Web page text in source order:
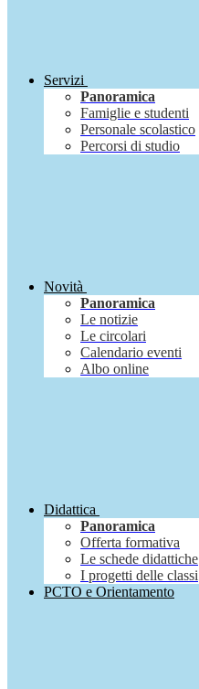
Servizi
Panoramica
Famiglie e studenti
Personale scolastico
Percorsi di studio
Novità
Panoramica
Le notizie
Le circolari
Calendario eventi
Albo online
Didattica
Panoramica
Offerta formativa
Le schede didattiche
I progetti delle classi
PCTO e Orientamento